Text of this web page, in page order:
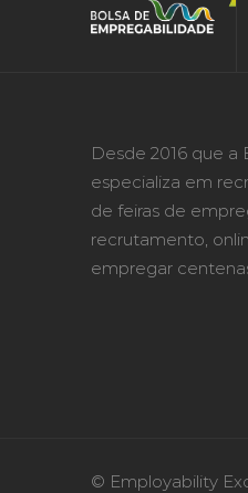
Desde 2016 que a
especializa em
de feiras de
recrutamento,
empregar
© Employability